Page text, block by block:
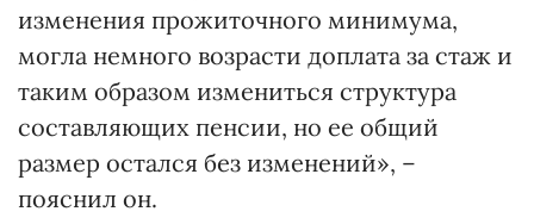
изменения прожиточного минимума,
могла немного возрасти доплата за стаж и
таким образом измениться структура
составляющих пенсии, но ее общий
размер остался без изменений», –
пояснил он.